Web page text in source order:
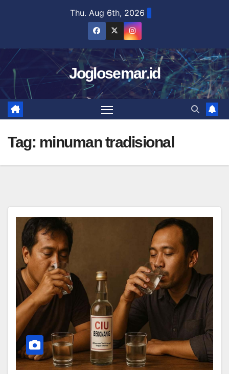
Thu. Aug 6th, 2026
Joglosemar.id
Tag: minuman tradisional